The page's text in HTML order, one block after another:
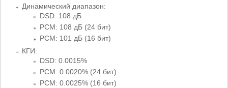
Динамический диапазон:
DSD: 108 дБ
PCM: 108 дБ (24 бит)
PCM: 101 дБ (16 бит)
КГИ:
DSD: 0.0015%
PCM: 0.0020% (24 бит)
PCM: 0.0025% (16 бит)